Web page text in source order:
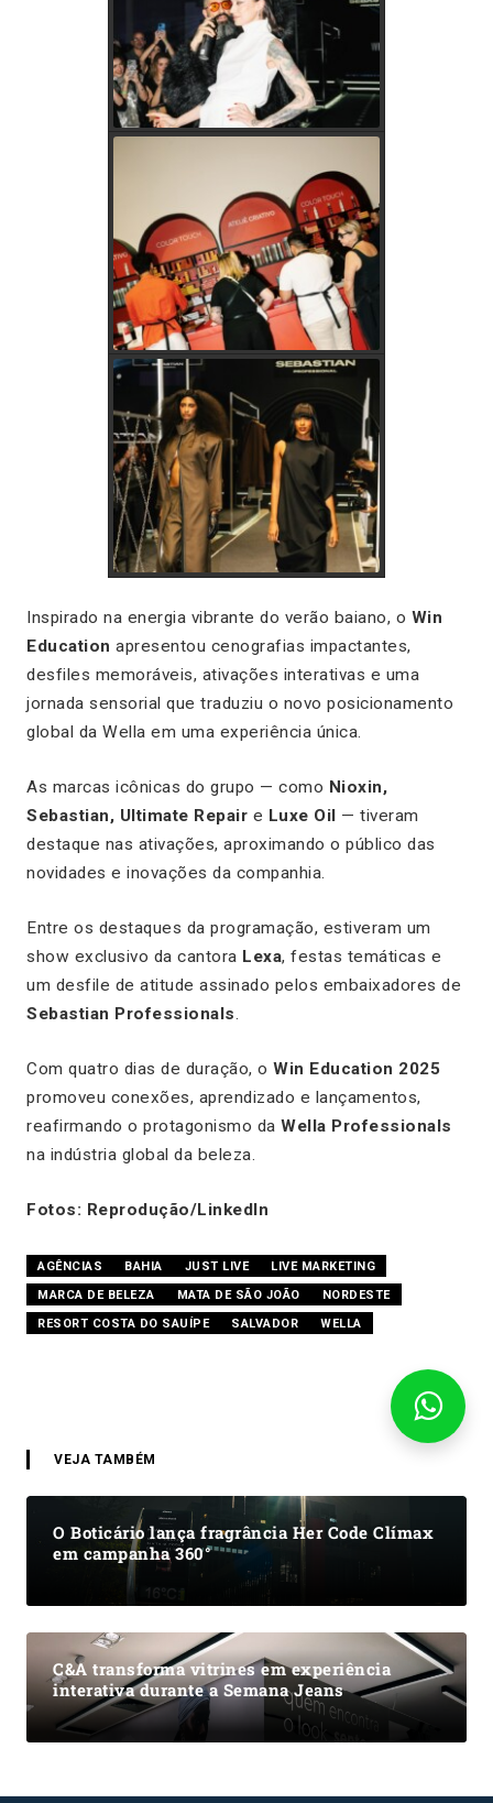
Inspirado na energia vibrante do verão baiano, o Win
Education apresentou cenografias impactantes,
desfiles memoráveis, ativações interativas e uma
jornada sensorial que traduziu o novo posicionamento
global da Wella em uma experiência única.
As marcas icônicas do grupo — como Nioxin,
Sebastian, Ultimate Repair e Luxe Oil — tiveram
destaque nas ativações, aproximando o público das
novidades e inovações da companhia.
Entre os destaques da programação, estiveram um
show exclusivo da cantora Lexa, festas temáticas e
um desfile de atitude assinado pelos embaixadores de
Sebastian Professionals.
Com quatro dias de duração, o Win Education 2025
promoveu conexões, aprendizado e lançamentos,
reafirmando o protagonismo da Wella Professionals
na indústria global da beleza.
Fotos: Reprodução/LinkedIn
AGÊNCIAS BAHIA JUST LIVE
LIVE MARKETING
MARCA DE BELEZA
MATA DE SÃO JOÃO
NORDESTE
RESORT COSTA DO SAUÍPE
SALVADOR WELLA
VEJA TAMBÉM
O Boticário lança fragrância Her Code Clímax
em campanha 360°
C&A transforma vitrines em experiência
interativa durante a Semana Jeans